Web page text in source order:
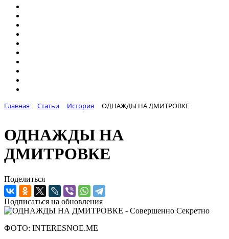
Главная Статьи История ОДНАЖДЫ НА ДМИТРОВКЕ
ОДНАЖДЫ НА
ДМИТРОВКЕ
Поделиться
Подписаться на обновления
ФОТО: INTERESNOE.ME